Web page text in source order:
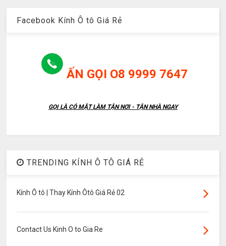
Facebook Kính Ô tô Giá Rẻ
ẤN GỌI O8 9999 7647
GỌI LÀ CÓ MẶT LÀM TẬN NƠI - TẬN NHÀ NGAY
TRENDING KÍNH Ô TÔ GIÁ RẺ
Kính Ô tô | Thay Kính Ôtô Giá Rẻ 02
Contact Us Kinh O to Gia Re